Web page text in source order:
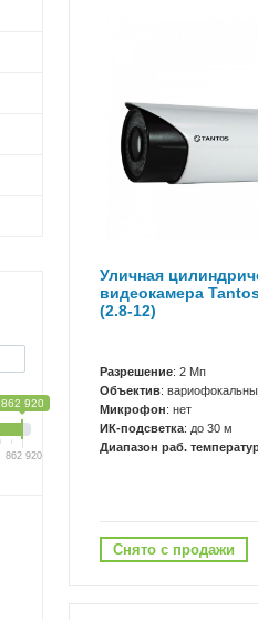
862 920
862 920
Уличная
видеокамера
(2.8-12)
Разрешение: 2 Мп
Объектив:
Микрофон: нет
ИК-подсветка: до 30 м
Диапазон раб.
Снято с продажи